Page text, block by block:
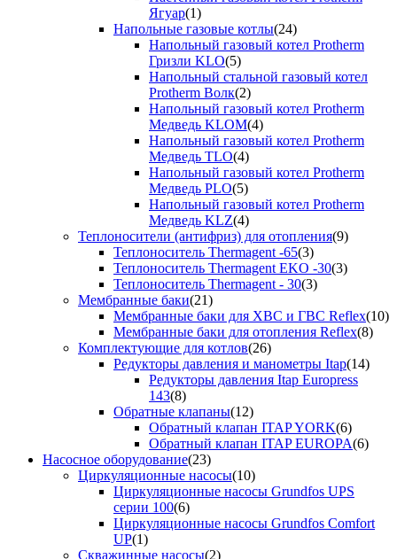
Ягуар(1)
Напольные газовые котлы(24)
Напольный газовый котел Protherm
Гризли KLO(5)
Напольный стальной газовый котел
Protherm Волк(2)
Напольный газовый котел Protherm
Медведь KLOM(4)
Напольный газовый котел Protherm
Медведь TLO(4)
Напольный газовый котел Protherm
Медведь PLO(5)
Напольный газовый котел Protherm
Медведь KLZ(4)
Теплоносители (антифриз) для отопления(9)
Теплоноситель Thermagent -65(3)
Теплоноситель Thermagent EKO -30(3)
Теплоноситель Thermagent - 30(3)
Мембранные баки(21)
Мембранные баки для ХВС и ГВС Reflex(10)
Мембранные баки для отопления Reflex(8)
Комплектующие для котлов(26)
Редукторы давления и манометры Itap(14)
Редукторы давления Itap Europress
143(8)
Обратные клапаны(12)
Обратный клапан ITAP YORK(6)
Обратный клапан ITAP EUROPA(6)
Насосное оборудование(23)
Циркуляционные насосы(10)
Циркуляционные насосы Grundfos UPS
серии 100(6)
Циркуляционные насосы Grundfos Comfort
UP(1)
Скважинные насосы(2)